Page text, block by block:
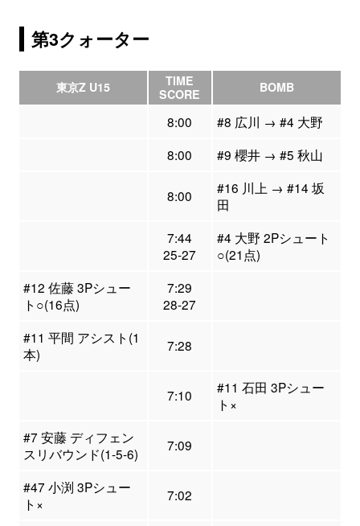
第3クォーター
東京Z U15
TIME
SCORE
BOMB
8:00
#8 広川 → #4 大野
8:00
#9 櫻井 → #5 秋山
8:00
#16 川上 → #14 坂
田
7:44
25-27
#4 大野 2Pシュート
○(21点)
#12 佐藤 3Pシュー
ト○(16点)
7:29
28-27
#11 平間 アシスト(1
本)
7:28
7:10
#11 石田 3Pシュー
ト×
#7 安藤 ディフェン
スリバウンド(1-5-6)
7:09
#47 小渕 3Pシュー
ト×
7:02